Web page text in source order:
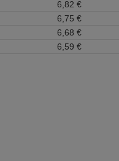
6, 82 €
6, 75 €
6, 68 €
6, 59 €